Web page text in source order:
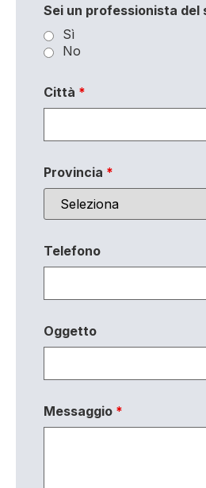
Sei un professionista del
Sì
No
Città *
Provincia *
Telefono
Oggetto
Messaggio *